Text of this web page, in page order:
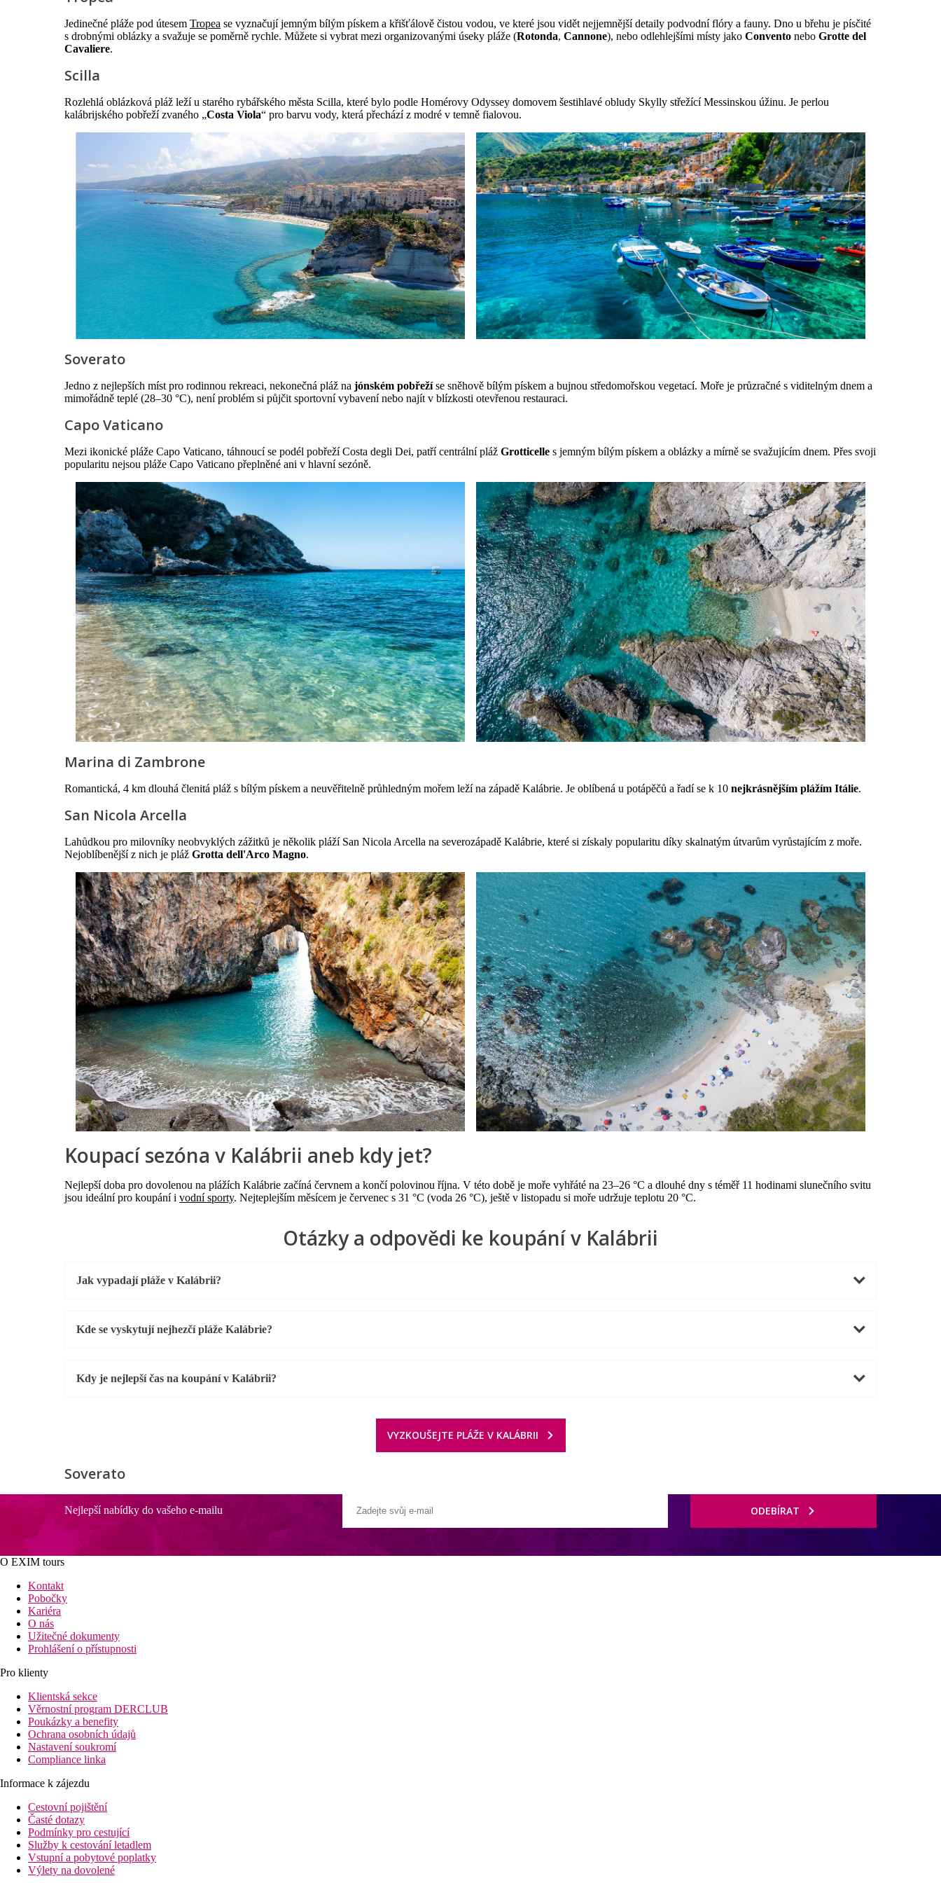
Jedinečné pláže pod útesem Tropea se vyznačují jemným bílým pískem a křišťálově čistou vodou, ve které jsou vidět nejjemnější detaily podvodní flóry a fauny. Dno u břehu je písčité
s drobnými oblázky a svažuje se poměrně rychle. Můžete si vybrat mezi organizovanými úseky pláže (Rotonda, Cannone), nebo odlehlejšími místy jako Convento nebo Grotte del
Cavaliere.
Scilla
Rozlehlá oblázková pláž leží u starého rybářského města Scilla, které bylo podle Homérovy Odyssey domovem šestihlavé obludy Skylly střežící Messinskou úžinu. Je perlou
kalábrijského pobřeží zvaného „Costa Viola“ pro barvu vody, která přechází z modré v temně fialovou.
Soverato
Jedno z nejlepších míst pro rodinnou rekreaci, nekonečná pláž na jónském pobřežíse sněhově bílým pískem a bujnou středomořskou vegetací. Moře je průzračné s viditelným dnem a
mimořádně teplé (28–30 °C), není problém si půjčit sportovní vybavení nebo najít v blízkosti otevřenou restauraci.
Capo Vaticano
Mezi ikonické pláže Capo Vaticano, táhnoucí se podél pobřeží Costa degli Dei, patří centrální pláž Grotticelle s jemným bílým pískem a oblázky a mírně se svažujícím dnem. Přes svoji
popularitu nejsou pláže Capo Vaticano přeplněné ani v hlavní sezóně.
Marina di Zambrone
Romantická, 4 km dlouhá členitá pláž s bílým pískem a neuvěřitelně průhledným mořem leží na západě Kalábrie. Je oblíbená u potápěčů a řadí se k 10 nejkrásnějším plážím Itálie.
San Nicola Arcella
Lahůdkou pro milovníky neobvyklých zážitků je několik pláží San Nicola Arcella na severozápadě Kalábrie, které si získaly popularitu díky skalnatým útvarům vyrůstajícím z moře.
Nejoblíbenější z nich je pláž Grotta dell'Arco Magno.
Koupací sezóna v Kalábrii aneb kdy jet?
Nejlepší doba pro dovolenou na plážích Kalábrie začíná červnem a končí polovinou října. V této době je moře vyhřáté na 23–26 °C a dlouhé dny s téměř 11 hodinami slunečního svitu
jsou ideální pro koupání i vodní sporty. Nejteplejším měsícem je červenec s 31 °C (voda 26 °C), ještě v listopadu si moře udržuje teplotu 20 °C.
Otázky a odpovědi ke koupání v Kalábrii
Jak vypadají pláže v Kalábrii?
Kde se vyskytují nejhezčí pláže Kalábrie?
Kdy je nejlepší čas na koupání v Kalábrii?
VYZKOUŠEJTE PLÁŽE V KALÁBRII
Soverato
Nejlepší nabídky do vašeho e-mailu ODEBÍRAT
O EXIM tours
Kontakt
Pobočky
Kariéra
O nás
Užitečné dokumenty
Prohlášení o přístupnosti
Pro klienty
Klientská sekce
Věrnostní program DERCLUB
Poukázky a benefity
Ochrana osobních údajů
Nastavení soukromí
Compliance linka
Informace k zájezdu
Cestovní pojištění
Časté dotazy
Podmínky pro cestující
Služby k cestování letadlem
Vstupní a pobytové poplatky
Výlety na dovolené